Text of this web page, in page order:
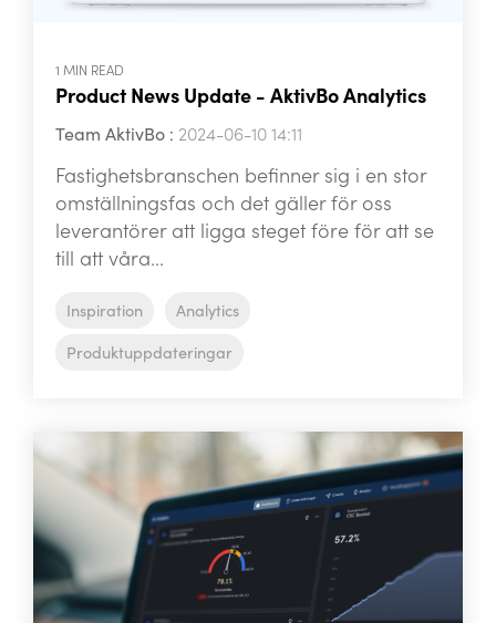
1 MIN READ
Product News Update - AktivBo Analytics
Team AktivBo : 2024-06-10 14:11
Fastighetsbranschen befinner sig i en stor
omställningsfas och det gäller för oss
leverantörer att ligga steget före för att se
till att våra...
Inspiration
Analytics
Produktuppdateringar